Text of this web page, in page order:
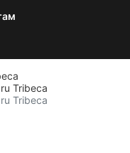
Tribeca
Tribeca